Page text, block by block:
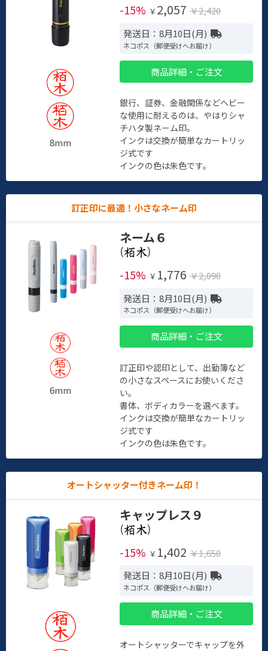
8mm
-15% ￥ 2,057 ￥2,420
発送日：8月10日(月)
ネコポス（郵便受けへお届け）
商品詳細・ご注文
銀行、証券、金融関係などヘビー
な使用に耐えるのは、やはりシャ
チハタ製ネーム印。
インクは交換が簡単なカートリッ
ジ式です
インクの色は朱色です。
訂正印に最適！小さなネーム印
6mm
ネーム６
(
)
-15% ￥ 1,776 ￥2,090
発送日：8月10日(月)
ネコポス（郵便受けへお届け）
商品詳細・ご注文
訂正印や認印として、出勤簿など
の小さなスペースにお使いくださ
い。
書体、ボディカラーを選べます。
インクは交換が簡単なカートリッ
ジ式です
インクの色は朱色です。
オートシャッター付きネーム印！
キャップレス９
(
)
-15% ￥ 1,402 ￥1,650
発送日：8月10日(月)
ネコポス（郵便受けへお届け）
商品詳細・ご注文
オートシャッターでキャップを外